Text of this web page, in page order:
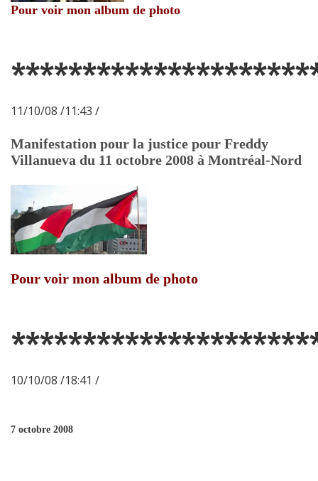
Pour voir mon album de photo
11/10/08 /11:43 /
Manifestation pour la justice pour Freddy
Villanueva du 11 octobre 2008 à Montréal-Nord
Pour voir mon album de photo
10/10/08 /18:41 /
7 octobre 2008